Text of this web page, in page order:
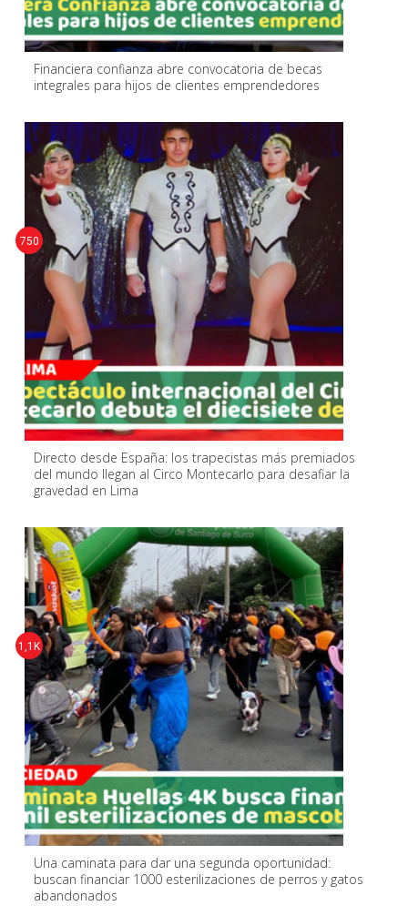
Financiera confianza abre convocatoria de becas
integrales para hijos de clientes emprendedores
Directo desde España: los trapecistas más premiados
del mundo llegan al Circo Montecarlo para desafiar la
gravedad en Lima
750
Una caminata para dar una segunda oportunidad:
buscan financiar 1000 esterilizaciones de perros y gatos
abandonados
1,1K